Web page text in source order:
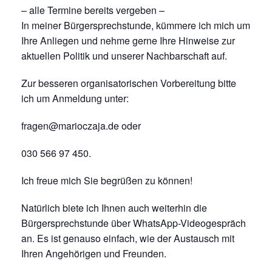
– alle Termine bereits vergeben –
In meiner Bürgersprechstunde, kümmere ich mich um
Ihre Anliegen und nehme gerne Ihre Hinweise zur
aktuellen Politik und unserer Nachbarschaft auf.
Zur besseren organisatorischen Vorbereitung bitte
ich um Anmeldung unter:
fragen@marioczaja.de oder
030 566 97 450.
Ich freue mich Sie begrüßen zu können!
Natürlich biete ich Ihnen auch weiterhin die
Bürgersprechstunde über WhatsApp-Videogespräch
an. Es ist genauso einfach, wie der Austausch mit
Ihren Angehörigen und Freunden.